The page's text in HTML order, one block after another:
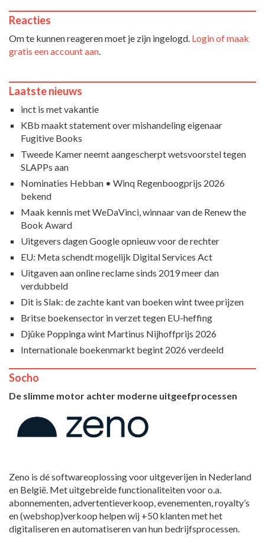
Reacties
Om te kunnen reageren moet je zijn ingelogd. Login of maak
gratis een account aan.
Laatste nieuws
inct is met vakantie
KBb maakt statement over mishandeling eigenaar
Fugitive Books
Tweede Kamer neemt aangescherpt wetsvoorstel tegen
SLAPPs aan
Nominaties Hebban • Winq Regenboogprijs 2026
bekend
Maak kennis met WeDaVinci, winnaar van de Renew the
Book Award
Uitgevers dagen Google opnieuw voor de rechter
EU: Meta schendt mogelijk Digital Services Act
Uitgaven aan online reclame sinds 2019 meer dan
verdubbeld
Dit is Slak: de zachte kant van boeken wint twee prijzen
Britse boekensector in verzet tegen EU-heffing
Djûke Poppinga wint Martinus Nijhoffprijs 2026
Internationale boekenmarkt begint 2026 verdeeld
Socho
De slimme motor achter moderne uitgeefprocessen
Zeno is dé softwareoplossing voor uitgeverijen in Nederland
en België. Met uitgebreide functionaliteiten voor o.a.
abonnementen, advertentieverkoop, evenementen, royalty’s
en (webshop)verkoop helpen wij +50 klanten met het
digitaliseren en automatiseren van hun bedrijfsprocessen.